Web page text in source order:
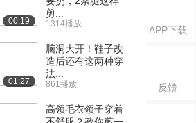
APP下载
反馈
00:19
剪...
1314播放
01:27
脑洞大开！鞋子改
造后还有这两种穿
法...
861播放
高领毛衣领子穿着